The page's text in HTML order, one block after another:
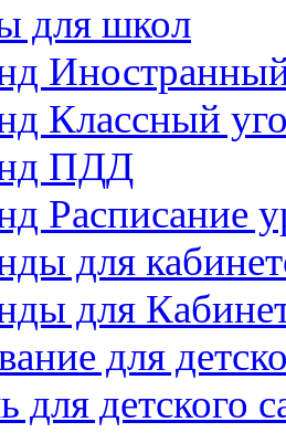
для школ
Классный
ПДД
Расписание
для
для
для
для детского